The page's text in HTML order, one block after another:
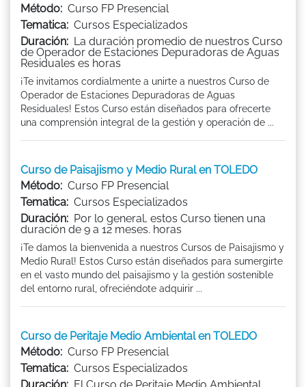
Método: Curso FP Presencial
Tematica: Cursos Especializados
Duración: La duración promedio de nuestros Curso
de Operador de Estaciones Depuradoras de Aguas
Residuales es horas
¡Te invitamos cordialmente a unirte a nuestros Curso de
Operador de Estaciones Depuradoras de Aguas
Residuales! Estos Curso están diseñados para ofrecerte
una comprensión integral de la gestión y operación de ...
Curso de Paisajismo y Medio Rural en TOLEDO
Método: Curso FP Presencial
Tematica: Cursos Especializados
Duración: Por lo general, estos Curso tienen una
duración de 9 a 12 meses. horas
¡Te damos la bienvenida a nuestros Cursos de Paisajismo y
Medio Rural! Estos Curso están diseñados para sumergirte
en el vasto mundo del paisajismo y la gestión sostenible
del entorno rural, ofreciéndote adquirir ...
Curso de Peritaje Medio Ambiental en TOLEDO
Método: Curso FP Presencial
Tematica: Cursos Especializados
Duración: El Curso de Peritaje Medio Ambiental